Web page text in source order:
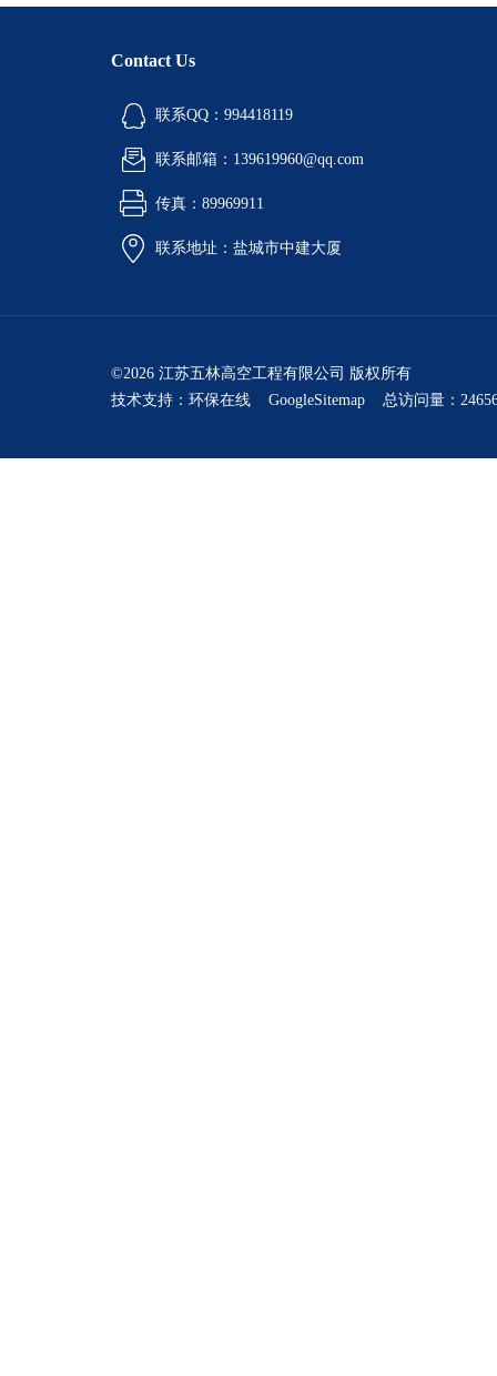
Contact Us
联系QQ：994418119
联系邮箱：139619960@qq.com
传真：89969911
联系地址：盐城市中建大厦
©2026 江苏五林高空工程有限公司 版权所有
技术支持： 环保在线 GoogleSitemap 总访问量：